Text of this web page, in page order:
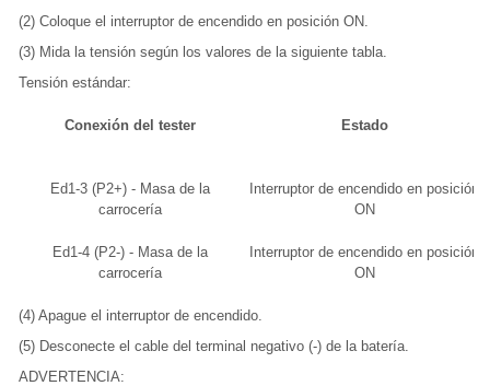
(2) Coloque el interruptor de encendido en posición ON.
(3) Mida la tensión según los valores de la siguiente tabla.
Tensión estándar:
Conexión del tester Estado
Ed1-3 (P2+) - Masa de la
carrocería
Interruptor de encendido en posición
ON
Ed1-4 (P2-) - Masa de la
carrocería
Interruptor de encendido en posición
ON
(4) Apague el interruptor de encendido.
(5) Desconecte el cable del terminal negativo (-) de la batería.
ADVERTENCIA: